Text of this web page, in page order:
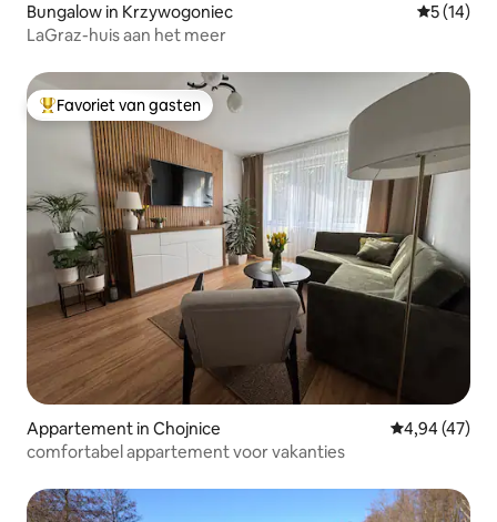
Bungalow in Krzywogoniec
5 (14)
LaGraz-huis aan het meer
Topfavoriet van gasten
Favoriet van gasten
Appartement in Chojnice Gemiddelde
4,94 (47)
comfortabel appartement voor vakanties